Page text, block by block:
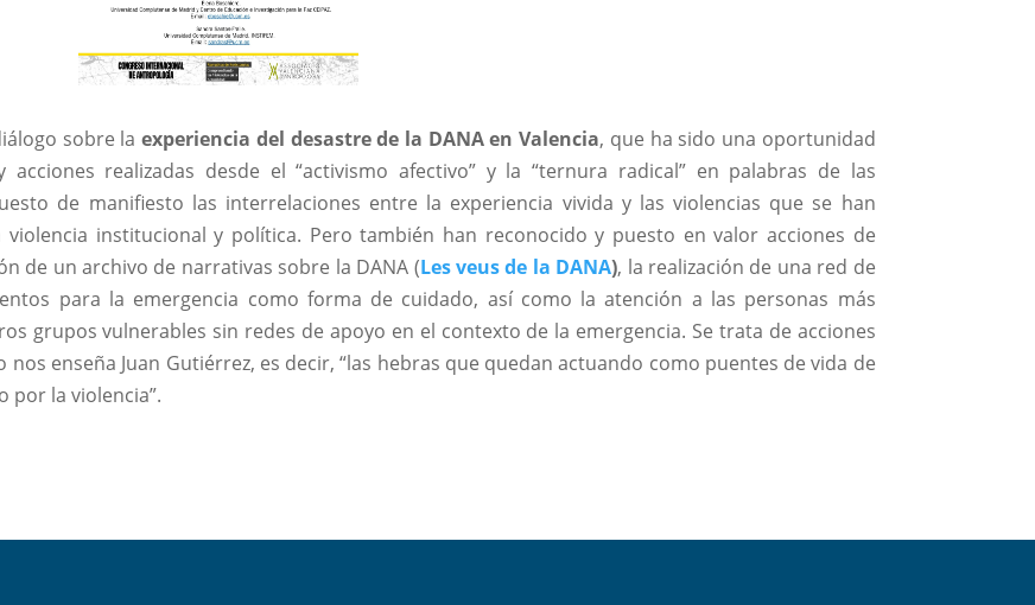
sobre laexperiencia del desastre de la DANA en Valencia, que ha sido una oportunidad
realizadas desde el “activismo afectivo” y la “ternura radical” en palabras de las
de manifiesto las interrelaciones entre la experiencia vivida y las violencias que se han
institucional y política. Pero también han reconocido y puesto en valor acciones de
de un archivo de narrativas sobre la DANA (Les veus de la DANA), la realización de una red de
para la emergencia como forma de cuidado, así como la atención a las personas más
grupos vulnerables sin redes de apoyo en el contexto de la emergencia. Se trata de acciones
nos enseña Juan Gutiérrez, es decir, “las hebras que quedan actuando como puentes de vida de
por la violencia”.